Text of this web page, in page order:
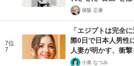
保阪 正康
7位
7
「エジプトは完全
際0日で日本人男性
人妻が明かす、衝
小泉 なつみ